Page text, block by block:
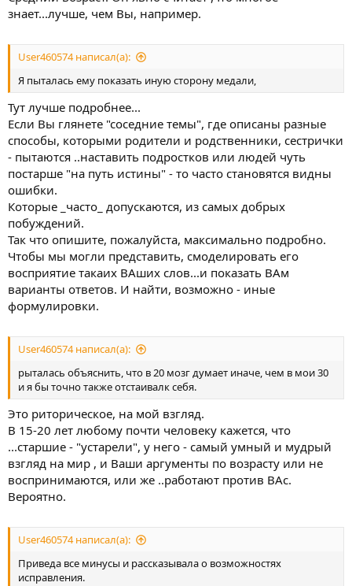
знает...лучше, чем Вы, например.
User460574 написал(а):
Я пыталась ему показать иную сторону медали,
Тут лучше подробнее...
Если Вы глянете "соседние темы", где описаны разные
способы, которыми родители и родственники, сестрички
- пытаются ..наставить подростков или людей чуть
постарше "на путь истины" - то часто становятся видны
ошибки.
Которые _часто_ допускаются, из самых добрых
побуждений.
Так что опишите, пожалуйста, максимально подробно.
Чтобы мы могли представить, смоделировать его
восприятие такаих ВАших слов...и показать ВАм
варианты ответов. И найти, возможно - иные
формулировки.
User460574 написал(а):
рыталась объяснить, что в 20 мозг думает иначе, чем в мои 30
и я бы точно также отстаивалк себя.
Это риторическое, на мой взгляд.
В 15-20 лет любому почти человеку кажется, что
...старшие - "устарели", у него - самый умный и мудрый
взгляд на мир , и Ваши аргументы по возрасту или не
воспринимаются, или же ..работают против ВАс.
Вероятно.
User460574 написал(а):
Приведа все минусы и рассказывала о возможностях
исправления.